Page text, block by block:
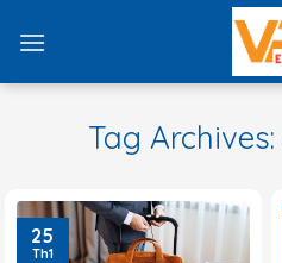
Tag Archives:
25
Th1